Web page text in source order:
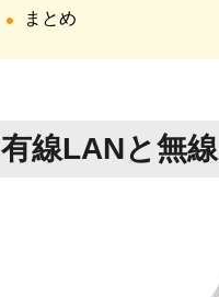
まとめ
有線LANと無